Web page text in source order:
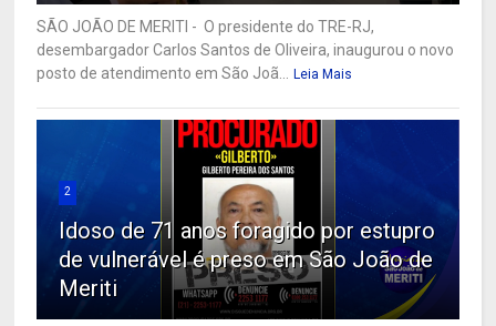
SÃO JOÃO DE MERITI - O presidente do TRE-RJ,
desembargador Carlos Santos de Oliveira, inaugurou o novo
posto de atendimento em São Joã... Leia Mais
2
Idoso de 71 anos foragido por estupro
de vulnerável é preso em São João de
Meriti